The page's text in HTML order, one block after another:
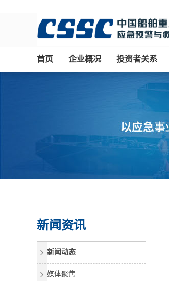
首页 企业概况 投资者关系
新闻资讯
新闻动态
媒体聚焦